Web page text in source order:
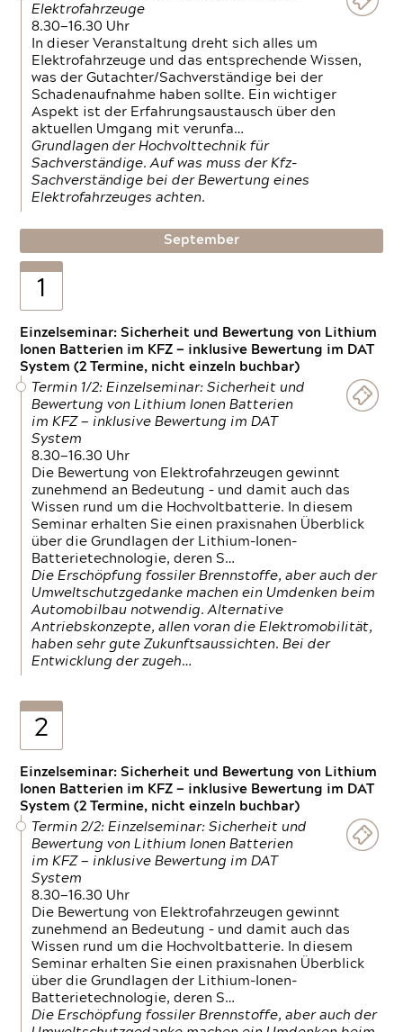
Elektrofahrzeuge
8.30—16.30 Uhr
In dieser Veranstaltung dreht sich alles um
Elektrofahrzeuge und das entsprechende Wissen,
was der Gutachter/Sachverständige bei der
Schadenaufnahme haben sollte. Ein wichtiger
Aspekt ist der Erfahrungsaustausch über den
aktuellen Umgang mit verunfa…
Grundlagen der Hochvolttechnik für
Sachverständige. Auf was muss der Kfz-
Sachverständige bei der Bewertung eines
Elektrofahrzeuges achten.
September
1
Einzelseminar: Sicherheit und Bewertung von Lithium
Ionen Batterien im KFZ — inklusive Bewertung im DAT
System (2 Termine, nicht einzeln buchbar)
Termin 1/2: Einzelseminar: Sicherheit und
Bewertung von Lithium Ionen Batterien
im KFZ — inklusive Bewertung im DAT
System
8.30—16.30 Uhr
Die Bewertung von Elektrofahrzeugen gewinnt
zunehmend an Bedeutung – und damit auch das
Wissen rund um die Hochvoltbatterie. In diesem
Seminar erhalten Sie einen praxisnahen Überblick
über die Grundlagen der Lithium-Ionen-
Batterietechnologie, deren S…
Die Erschöpfung fossiler Brennstoffe, aber auch der
Umweltschutzgedanke machen ein Umdenken beim
Automobilbau notwendig. Alternative
Antriebskonzepte, allen voran die Elektromobilität,
haben sehr gute Zukunftsaussichten. Bei der
Entwicklung der zugeh…
2
Einzelseminar: Sicherheit und Bewertung von Lithium
Ionen Batterien im KFZ — inklusive Bewertung im DAT
System (2 Termine, nicht einzeln buchbar)
Termin 2/2: Einzelseminar: Sicherheit und
Bewertung von Lithium Ionen Batterien
im KFZ — inklusive Bewertung im DAT
System
8.30—16.30 Uhr
Die Bewertung von Elektrofahrzeugen gewinnt
zunehmend an Bedeutung – und damit auch das
Wissen rund um die Hochvoltbatterie. In diesem
Seminar erhalten Sie einen praxisnahen Überblick
über die Grundlagen der Lithium-Ionen-
Batterietechnologie, deren S…
Die Erschöpfung fossiler Brennstoffe, aber auch der